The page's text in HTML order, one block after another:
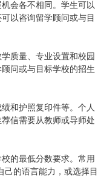
会各不相同。学生可以
以咨询留学顾问或与目
质量、专业设置和校园
问或与目标学校的招生
和护照复印件等。个人
信需要从教师或导师处
的最低分数要求。常用
己的语言能力，或选择目